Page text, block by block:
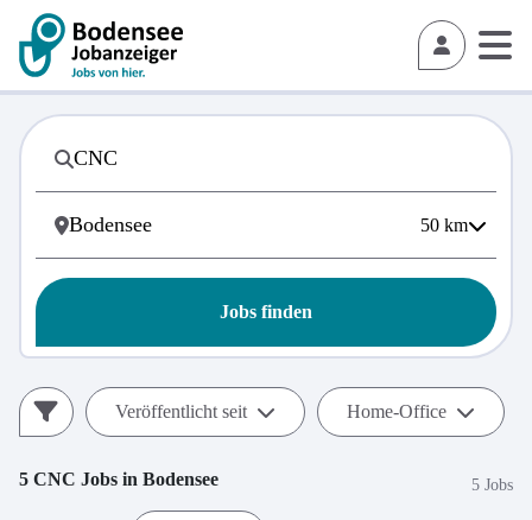
50 km
Jobs finden
Veröffentlicht seit Home-Office
5 CNC Jobs in Bodensee 5 Jobs